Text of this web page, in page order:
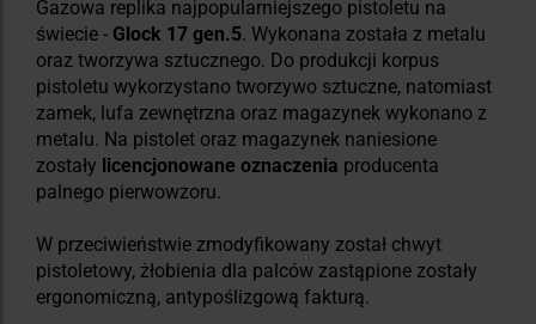
Gazowa replika najpopularniejszego pistoletu na
świecie - Glock 17 gen.5. Wykonana została z metalu
oraz tworzywa sztucznego. Do produkcji korpus
pistoletu wykorzystano tworzywo sztuczne, natomiast
zamek, lufa zewnętrzna oraz magazynek wykonano z
metalu. Na pistolet oraz magazynek naniesione
zostały licencjonowane oznaczenia producenta
palnego pierwowzoru.
W przeciwieństwie zmodyfikowany został chwyt
pistoletowy, żłobienia dla palców zastąpione zostały
ergonomiczną, antypoślizgową fakturą.